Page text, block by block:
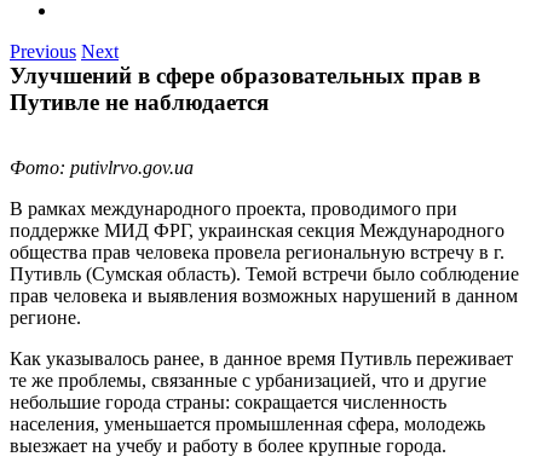
Previous Next
Улучшений в сфере образовательных прав в
Путивле не наблюдается
Фото: putivlrvo.gov.ua
В рамках международного проекта, проводимого при
поддержке МИД ФРГ, украинская секция Международного
общества прав человека провела региональную встречу в г.
Путивль (Сумская область). Темой встречи было соблюдение
прав человека и выявления возможных нарушений в данном
регионе.
Как указывалось ранее, в данное время Путивль переживает
те же проблемы, связанные с урбанизацией, что и другие
небольшие города страны: сокращается численность
населения, уменьшается промышленная сфера, молодежь
выезжает на учебу и работу в более крупные города.